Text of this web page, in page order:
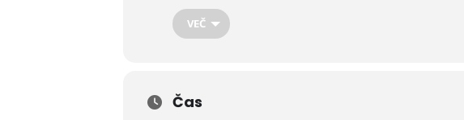
VEČ
Čas